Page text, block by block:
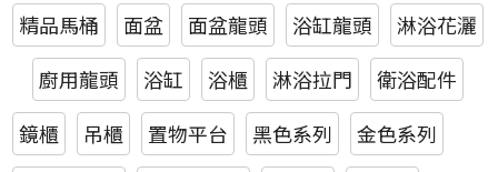
精品馬桶
面盆 面盆龍頭 浴缸龍頭
淋浴花灑
廚用龍頭
浴缸 浴櫃 淋浴拉門
衛浴配件
鏡櫃
吊櫃 置物平台 黑色系列
金色系列